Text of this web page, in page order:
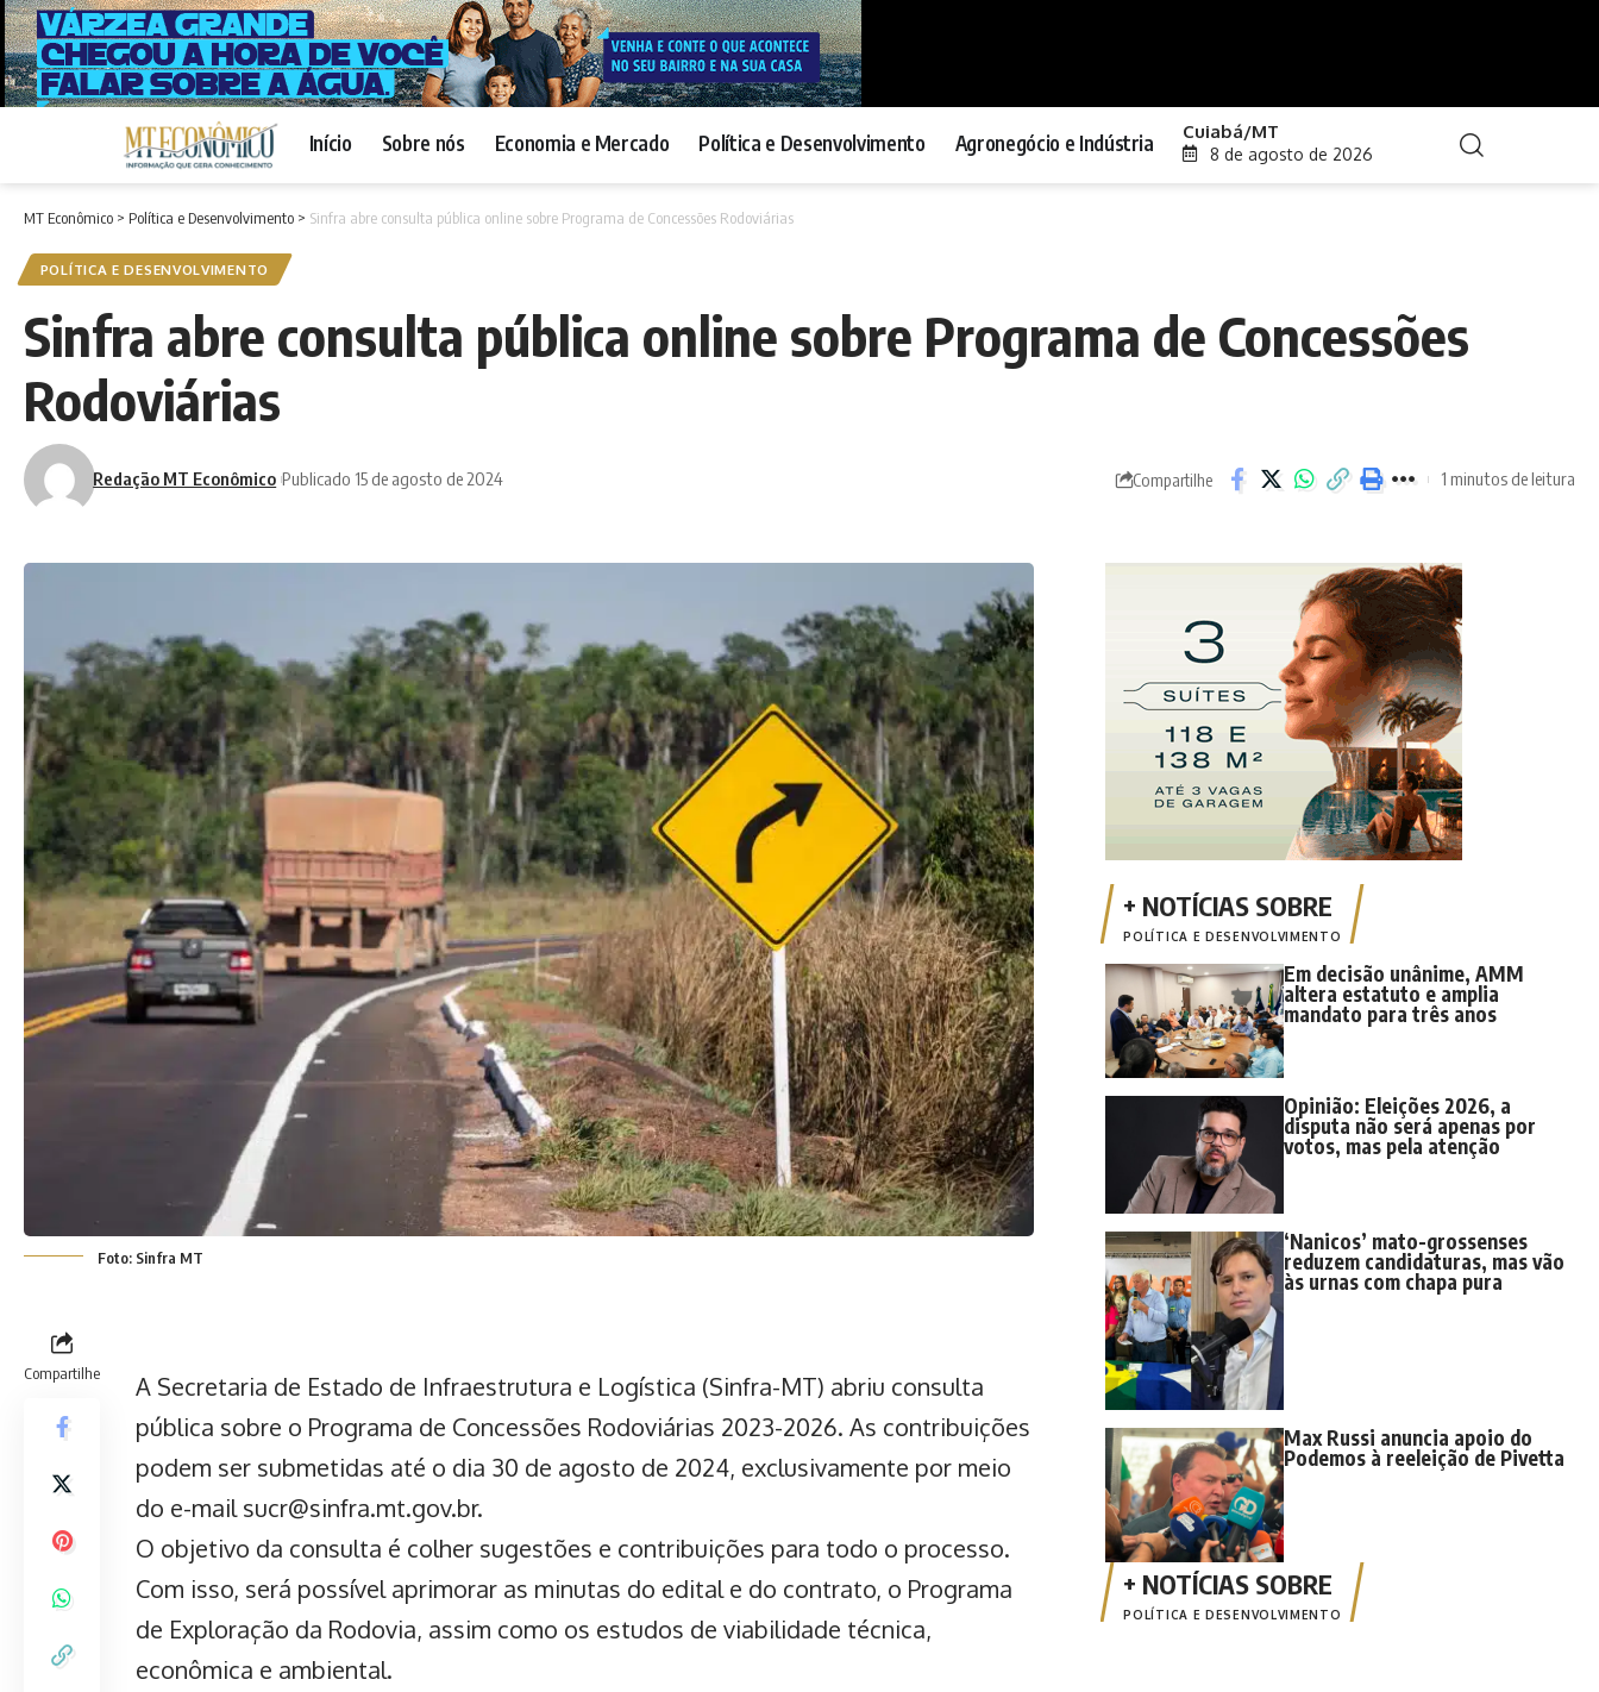
Início Sobre nós Economia e Mercado Política e Desenvolvimento Agronegócio e Indústria Cuiabá/MT
8 de agosto de 2026
MT Econômico > Política e Desenvolvimento > Sinfra abre consulta pública online sobre Programa de Concessões Rodoviárias
POLÍTICA E DESENVOLVIMENTO
Sinfra abre consulta pública online sobre Programa de Concessões
Rodoviárias
Redação MT Econômico Publicado 15 de agosto de 2024 Compartilhe 1 minutos de leitura
Foto: Sinfra MT
Compartilhe A Secretaria de Estado de Infraestrutura e Logística (Sinfra-MT) abriu consulta
pública sobre o Programa de Concessões Rodoviárias 2023-2026. As contribuições
podem ser submetidas até o dia 30 de agosto de 2024, exclusivamente por meio
do e-mail sucr@sinfra.mt.gov.br.
O objetivo da consulta é colher sugestões e contribuições para todo o processo.
Com isso, será possível aprimorar as minutas do edital e do contrato, o Programa
de Exploração da Rodovia, assim como os estudos de viabilidade técnica,
econômica e ambiental.
POLÍTICA E DESENVOLVIMENTO
Em decisão unânime, AMM
altera estatuto e amplia
mandato para três anos
Opinião: Eleições 2026, a
disputa não será apenas por
votos, mas pela atenção
‘Nanicos’ mato-grossenses
reduzem candidaturas, mas vão
às urnas com chapa pura
Max Russi anuncia apoio do
Podemos à reeleição de Pivetta
POLÍTICA E DESENVOLVIMENTO